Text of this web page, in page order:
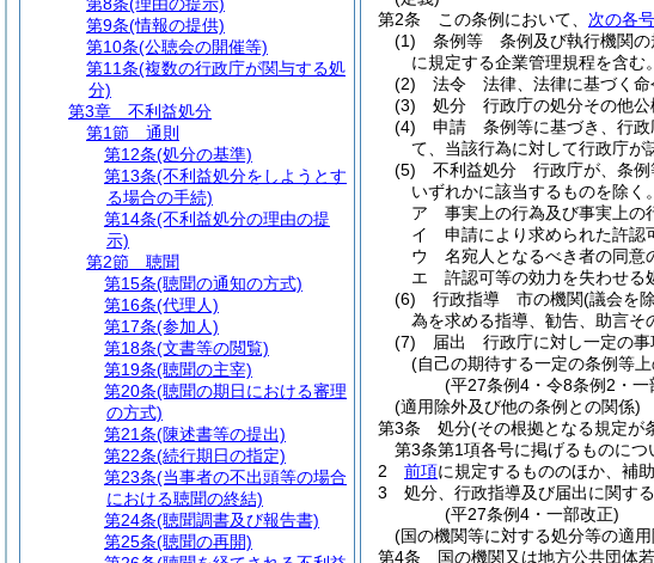
第2条
この条例において、 次の各号
(1)
条例等 条例及び執行機関の
に規定する企業管理規程を含む
(2)
法令 法律、法律に基づく命
(3)
処分 行政庁の処分その他公
(4)
申請 条例等に基づき、行政
て、当該行為に対して行政庁が
(5)
不利益処分 行政庁が、条例
いずれかに該当するものを除く。
ア
事実上の行為及び事実上の
イ
申請により求められた許認
ウ
名宛人となるべき者の同意
エ
許認可等の効力を失わせる
(6)
行政指導 市の機関(議会を
為を求める指導、勧告、助言そ
(7)
届出 行政庁に対し一定の事
(自己の期待する一定の条例等
(平27条例4・令8条例2・一
(適用除外及び他の条例との関係)
第3条
処分(その根拠となる規定が
第3条第1項各号に掲げるものにつ
2
前項に規定するもののほか、補
3
処分、行政指導及び届出に関す
(平27条例4・一部改正)
(国の機関等に対する処分等の適
第4条
国の機関又は地方公共団体
第9条(情報の提供)
第10条(公聴会の開催等)
第11条(複数の行政庁が関与する処
分)
第3章
不利益処分
第1節
通則
第12条(処分の基準)
第13条(不利益処分をしようとす
る場合の手続)
第14条(不利益処分の理由の提
示)
第2節
聴聞
第15条(聴聞の通知の方式)
第16条(代理人)
第17条(参加人)
第18条(文書等の閲覧)
第19条(聴聞の主宰)
第20条(聴聞の期日における審理
の方式)
第21条(陳述書等の提出)
第22条(続行期日の指定)
第23条(当事者の不出頭等の場合
における聴聞の終結)
第24条(聴聞調書及び報告書)
第25条(聴聞の再開)